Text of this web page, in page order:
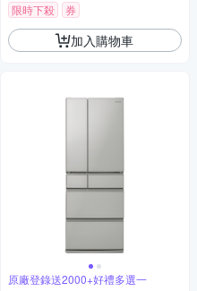
限時下殺 券
加入購物車
原廠登錄送2000+好禮多選一